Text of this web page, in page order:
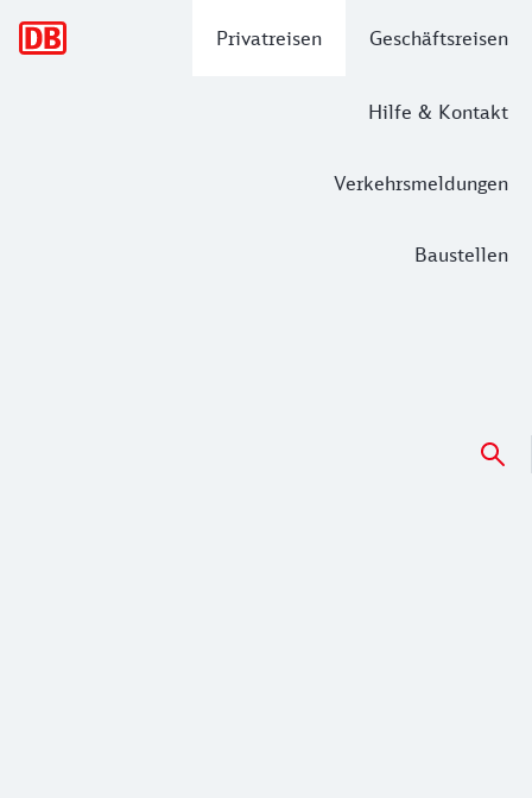
Privatreisen Geschäftsreisen
Hilfe & Kontakt
Verkehrsmeldungen
Baustellen